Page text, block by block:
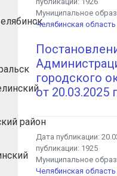
район
Муниципальное
Челябинская область
городского
от 20.03.2025
Дата публикации:
публикации: 1925
Муниципальное
Челябинская область